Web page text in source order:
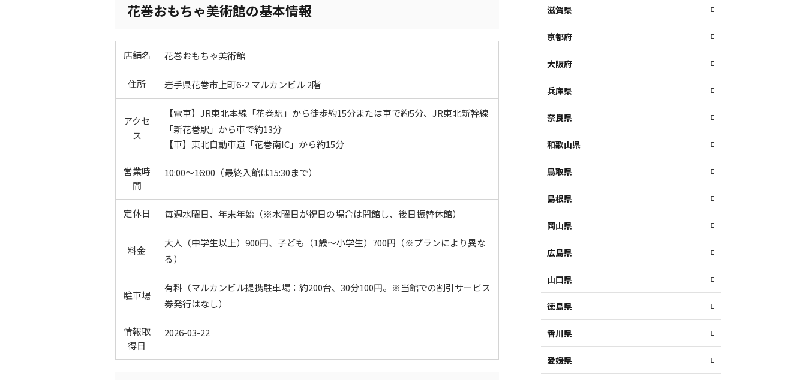
花巻おもちゃ美術館の基本情報
店舗名 花巻おもちゃ美術館
住所 岩手県花巻市上町6-2 マルカンビル 2階
アクセ
ス
【電車】JR東北本線「花巻駅」から徒歩約15分または車で約5分、JR東北新幹線
「新花巻駅」から車で約13分
【車】東北自動車道「花巻南IC」から約15分
営業時
間
10:00～16:00（最終入館は15:30まで）
定休日 毎週水曜日、年末年始（※水曜日が祝日の場合は開館し、後日振替休館）
料金
大人（中学生以上）900円、子ども（1歳～小学生）700円（※プランにより異な
る）
駐車場
有料（マルカンビル提携駐車場：約200台、30分100円。※当館での割引サービス
券発行はなし）
情報取
得日
2026-03-22
滋賀県
京都府
大阪府
兵庫県
奈良県
和歌山県
鳥取県
島根県
岡山県
広島県
山口県
徳島県
香川県
愛媛県